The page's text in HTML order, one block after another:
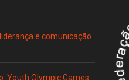
e comunicação
Youth Olympic Games